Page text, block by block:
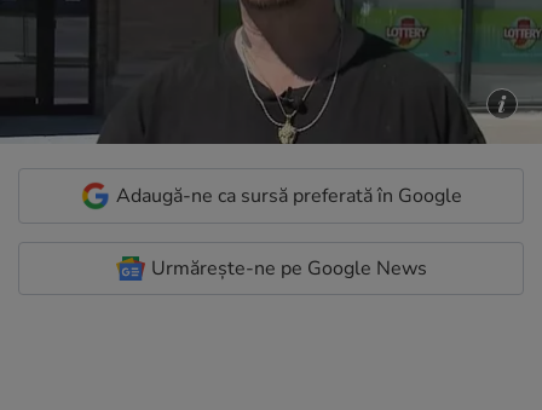
Adaugă-ne ca sursă preferată în Google
Urmărește-ne pe Google News